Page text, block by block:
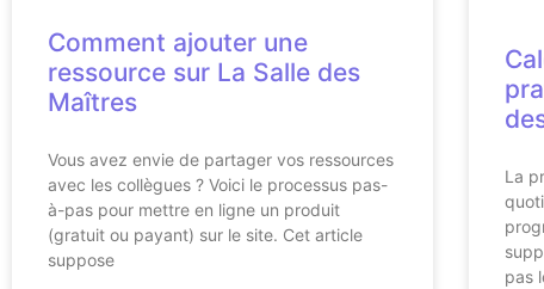
Comment ajouter une
ressource sur La Salle des
Maîtres
Vous avez envie de partager vos ressources
avec les collègues ? Voici le processus pas-
à-pas pour mettre en ligne un produit
(gratuit ou payant) sur le site. Cet article
suppose
La
pas